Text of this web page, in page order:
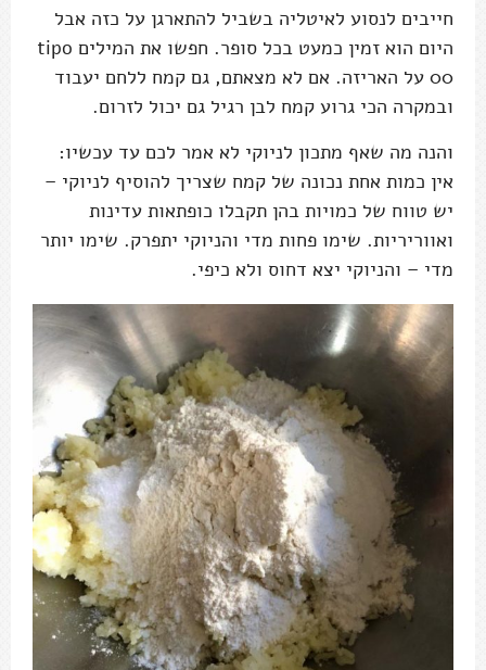
חייבים לנסוע לאיטליה בשביל להתארגן על כזה אבל
היום הוא זמין כמעט בכל סופר. חפשו את המילים tipo
00 על האריזה. אם לא מצאתם, גם קמח ללחם יעבוד
ובמקרה הכי גרוע קמח לבן רגיל גם יכול לזרום.
והנה מה שאף מתכון לניוקי לא אמר לכם עד עכשיו:
אין כמות אחת נכונה של קמח שצריך להוסיף לניוקי –
יש טווח של כמויות בהן תקבלו כופתאות עדינות
ואווריריות. שימו פחות מדי והניוקי יתפרק. שימו יותר
מדי – והניוקי יצא דחוס ולא כיפי.